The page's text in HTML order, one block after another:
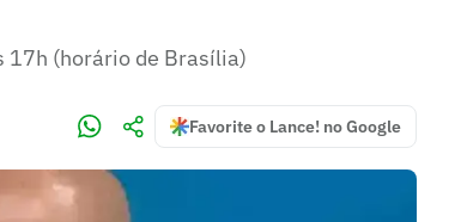
17h (horário de Brasília)
Favorite o Lance! no Google